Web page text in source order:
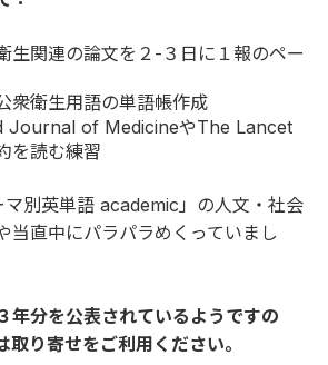
生関連の論文を２-３日に１報のペー
衆衛生用語の単語帳作成
Journal of MedicineやThe Lancet
を読む練習
マ別英単語 academic」の人文・社会
当直中にパラパラめくっていまし
年分を公表されているようですの
取り寄せをご利用ください。